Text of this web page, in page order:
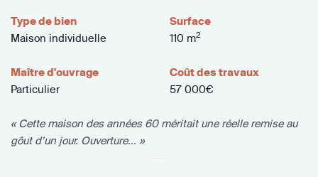
Type de bien
Maison individuelle
Surface
110 m2
Maître d'ouvrage
Particulier
Coût des travaux
57 000€
« Cette maison des années 60 méritait une réelle remise au
gôut d’un jour. Ouverture... »